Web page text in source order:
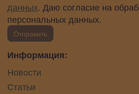
данных. Даю согласие на
персональных данных.
Отправить
Информация:
Новости
Статьи